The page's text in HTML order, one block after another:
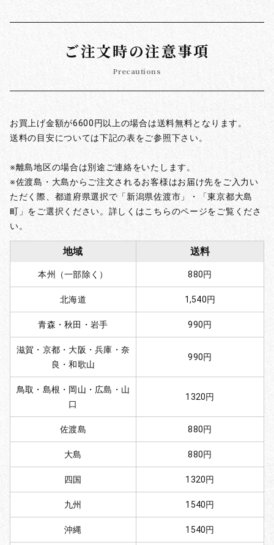
ご注文時の注意事項
Precautions
お買上げ金額が6600円以上の場合は送料無料となります。
送料の目安については下記の表をご参照下さい。
※離島地区の場合は別途ご連絡をいたします。
※佐渡島・大島からご注文されるお客様はお届け先をご入力い
ただく際、都道府県選択で「新潟県佐渡市」・「東京都大島
町」をご選択ください。詳しくはこちらのページをご覧くださ
い。
地域 送料
本州（一部除く） 880円
北海道 1,540円
青森・秋田・岩手 990円
滋賀・京都・大阪・兵庫・奈
良・和歌山
990円
鳥取・島根・岡山・広島・山
口
1320円
佐渡島 880円
大島 880円
四国 1320円
九州 1540円
沖縄 1540円